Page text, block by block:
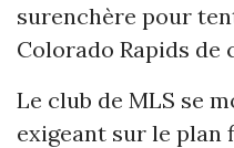
surenchère pour
Colorado Rapids de
Le club de MLS se
exigeant sur le plan